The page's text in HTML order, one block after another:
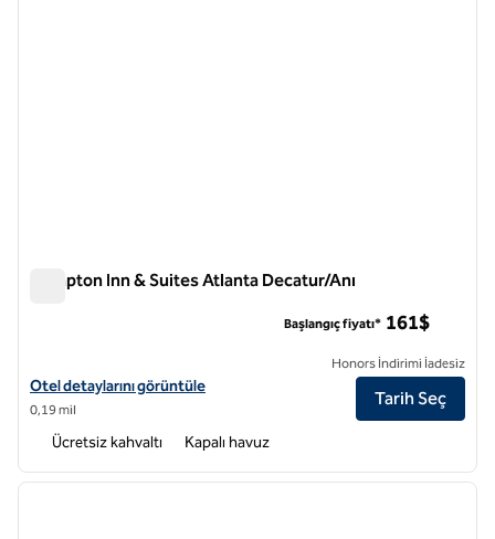
Hampton Inn & Suites Atlanta Decatur/Anı
Hampton Inn & Suites Atlanta Decatur/Emory için otel detaylarını
Otel detaylarını görüntüle
0,19 mil
Başlangıç fiyatı* 161$
Honors İndirimi İadesiz
Tarih Seç
Ücretsiz kahvaltı Kapalı havuz
1 / 12